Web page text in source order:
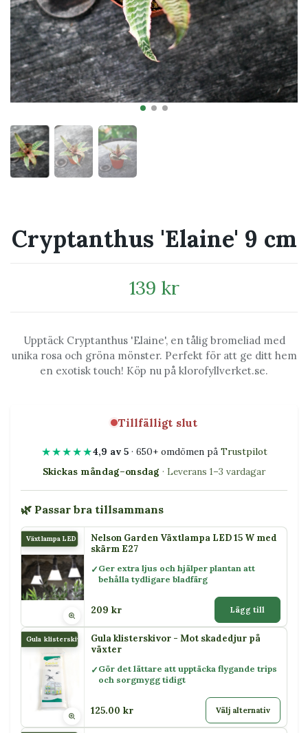
Cryptanthus 'Elaine' 9 cm
139 kr
Upptäck Cryptanthus 'Elaine', en tålig bromeliad med
unika rosa och gröna mönster. Perfekt för att ge ditt hem
en exotisk touch! Köp nu på klorofyllverket.se.
Tillfälligt slut
★★★★★4,9 av 5· 650+ omdömen på Trustpilot
Skickas måndag–onsdag · Leverans 1–3 vardagar
🌿 Passar bra tillsammans
Växtlampa LED 15 WNelson Garden Växtlampa LED 15 W med
skärm E27
Ger extra ljus och hjälper plantan att
behålla tydligare bladfärg
209 kr Lägg till
Gula klisterskivor
Gula klisterskivor - Mot skadedjur på
växter
Gör det lättare att upptäcka flygande trips
och sorgmygg tidigt
125.00 kr Välj alternativ